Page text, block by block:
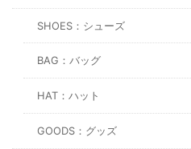
SHOES：シューズ
BAG：バッグ
HAT：ハット
GOODS：グッズ